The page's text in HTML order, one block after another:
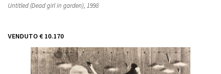
Untitled (Dead girl in garden), 1998
VENDUTO € 10.170